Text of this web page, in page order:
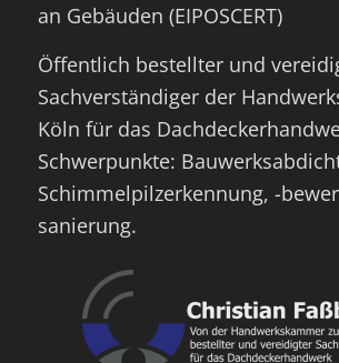
an Gebäuden (EIPOSCERT)
Öffentlich bestellter und
Sachverständiger der
Köln für das
Schwerpunkte:
Schimmelpilzerkennung, -
sanierung.